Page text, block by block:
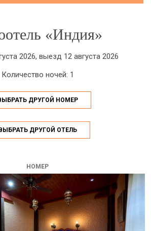
«Индия»
2026, выезд 12 августа 2026
Количество ночей: 1
ДРУГОЙ НОМЕР
ВЫБРАТЬ ДРУГОЙ ОТЕЛЬ
НОМЕР